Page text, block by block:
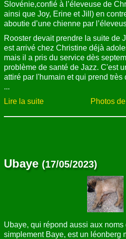
Slovénie,confié à l’éleveuse de
ainsi que Joy, Erine et Jill) en
aboutie d’une chienne par
Rooster devait prendre la suite de
est arrivé chez Christine déjà
mais il a pris du service dès
problème de santé de Jazz. C'est
attiré par l'humain et qui prend
...
Lire la suite
Photos
Ubaye (17/05/2023)
Ubaye, qui répond aussi aux noms
simplement Baye, est un léonberg